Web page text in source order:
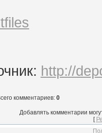
: http://
комментариев: 0
Добавлять комментарии
[